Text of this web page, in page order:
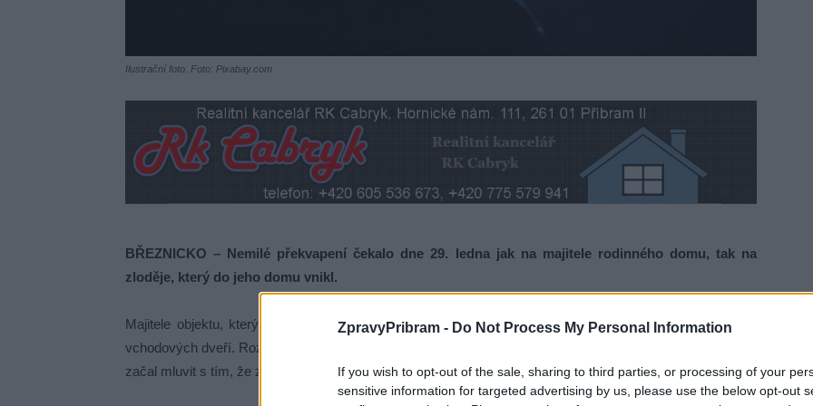
ZpravyPribram - Do Not Process My Personal Information
If you wish to opt-out of the sale, sharing to third parties, or processing of your
sensitive information for targeted advertising by us, please use the below opt-out
Ilustrační foto. Foto: Pixabay.com
BŘEZNICKO – Nemilé překvapení čekalo dne 29. ledna jak na majitele rodinného domu, tak na
zloděje, který do jeho domu vnikl.
Majitele objektu, který se nachází v jedné obci na Březnicku, vzbudilo po druhé hodině ranní otevírání
vchodových dveří. Rozespalý vstal a šel do chodby, kde k jeho údivu stál mladý muž. Ten na něj okamžitě
začal mluvit s tím, že zabloudil, a neví, kudy se má dostat do Rožmitálu pod Třemšínem.